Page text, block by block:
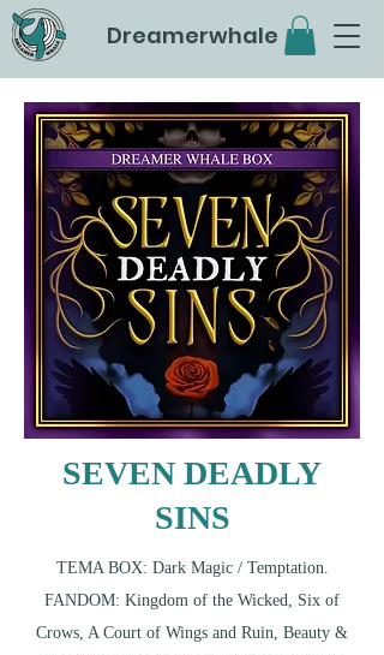
Dreamerwhale
SEVEN DEADLY
SINS
TEMA BOX: Dark Magic / Temptation.
FANDOM: Kingdom of the Wicked, Six of
Crows, A Court of Wings and Ruin, Beauty &